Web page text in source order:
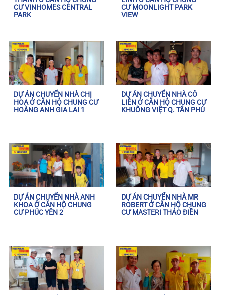
CƯ VINHOMES CENTRAL
PARK
CƯ MOONLIGHT PARK
VIEW
DỰ ÁN CHUYỂN NHÀ CHỊ
HOA Ở CĂN HỘ CHUNG CƯ
HOÀNG ANH GIA LAI 1
DỰ ÁN CHUYỂN NHÀ CÔ
LIÊN Ở CĂN HỘ CHUNG CƯ
KHUÔNG VIỆT Q. TÂN PHÚ
DỰ ÁN CHUYỂN NHÀ ANH
KHOA Ở CĂN HỘ CHUNG
CƯ PHÚC YÊN 2
DỰ ÁN CHUYỂN NHÀ MR
ROBERT Ở CĂN HỘ CHUNG
CƯ MASTERI THẢO ĐIỀN